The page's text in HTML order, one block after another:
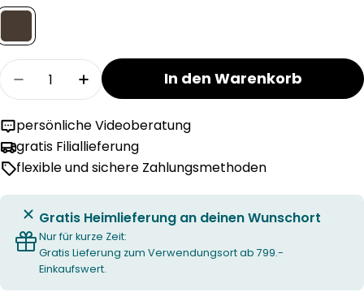
Menge
Menge für BOVINA Leder Nevada verringern
Menge für BOVINA Leder Nevada
In den Warenkorb
persönliche Videoberatung
gratis Filiallieferung
flexible und sichere Zahlungsmethoden
Gratis Heimlieferung an deinen Wunschort
Nur für kurze Zeit:
Gratis Lieferung zum Verwendungsort ab 799.-
Einkaufswert.